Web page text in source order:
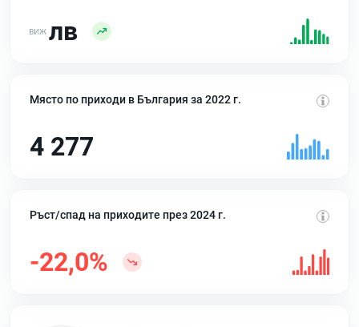
лв
Място по приходи в България за 2022 г.
4 277
Ръст/спад на приходите през 2024 г.
-22,0%